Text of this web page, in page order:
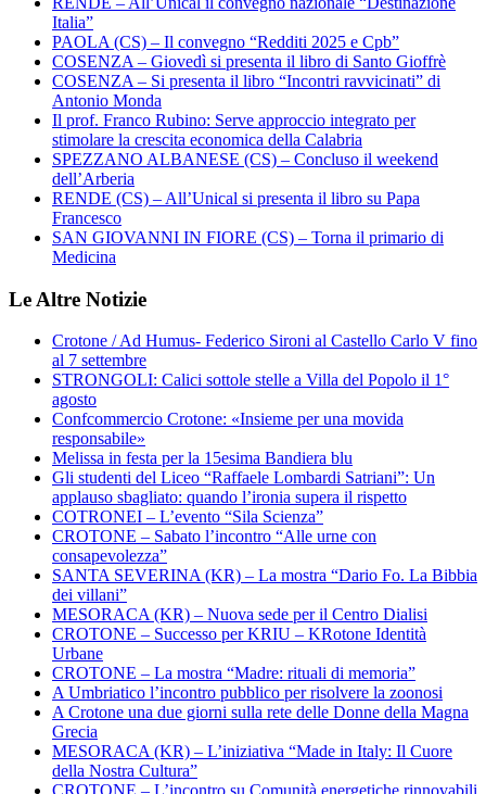
Italia”
PAOLA (CS) – Il convegno “Redditi 2025 e Cpb”
COSENZA – Giovedì si presenta il libro di Santo Gioffrè
COSENZA – Si presenta il libro “Incontri ravvicinati” di
Antonio Monda
Il prof. Franco Rubino: Serve approccio integrato per
stimolare la crescita economica della Calabria
SPEZZANO ALBANESE (CS) – Concluso il weekend
dell’Arberia
RENDE (CS) – All’Unical si presenta il libro su Papa
Francesco
SAN GIOVANNI IN FIORE (CS) – Torna il primario di
Medicina
Le Altre Notizie
Crotone / Ad Humus- Federico Sironi al Castello Carlo V fino
al 7 settembre
STRONGOLI: Calici sottole stelle a Villa del Popolo il 1°
agosto
Confcommercio Crotone: «Insieme per una movida
responsabile»
Melissa in festa per la 15esima Bandiera blu
Gli studenti del Liceo “Raffaele Lombardi Satriani”: Un
applauso sbagliato: quando l’ironia supera il rispetto
COTRONEI – L’evento “Sila Scienza”
CROTONE – Sabato l’incontro “Alle urne con
consapevolezza”
SANTA SEVERINA (KR) – La mostra “Dario Fo. La Bibbia
dei villani”
MESORACA (KR) – Nuova sede per il Centro Dialisi
CROTONE – Successo per KRIU – KRotone Identità
Urbane
CROTONE – La mostra “Madre: rituali di memoria”
A Umbriatico l’incontro pubblico per risolvere la zoonosi
A Crotone una due giorni sulla rete delle Donne della Magna
Grecia
MESORACA (KR) – L’iniziativa “Made in Italy: Il Cuore
della Nostra Cultura”